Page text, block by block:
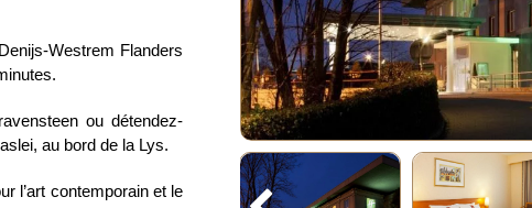
Westrem Flanders
ou détendez-
au bord de la Lys.
l’art contemporain et le